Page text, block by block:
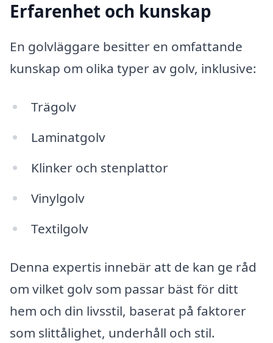
Erfarenhet och kunskap
En golvläggare besitter en omfattande
kunskap om olika typer av golv, inklusive:
Trägolv
Laminatgolv
Klinker och stenplattor
Vinylgolv
Textilgolv
Denna expertis innebär att de kan ge råd
om vilket golv som passar bäst för ditt
hem och din livsstil, baserat på faktorer
som slittålighet, underhåll och stil.